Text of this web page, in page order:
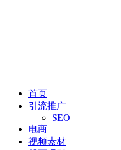
首页
引流推广
SEO
电商
视频素材